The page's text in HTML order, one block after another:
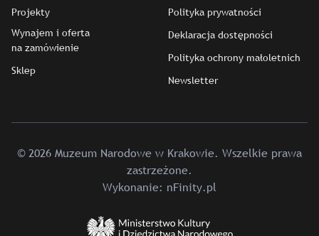
Projekty
Wynajem i oferta
na zamówienie
Sklep
Polityka prywatności
Deklaracja dostępności
Polityka ochrony małoletnich
Newsletter
© 2026 Muzeum Narodowe w Krakowie. Wszelkie prawa
zastrzeżone.
Wykonanie: nFinity.pl